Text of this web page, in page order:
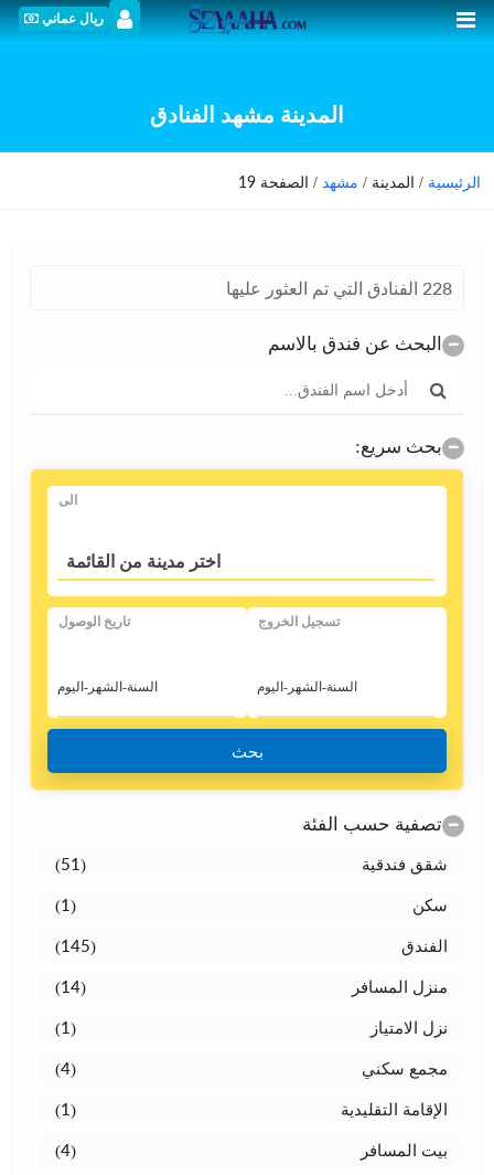
ريال عماني
المدينة مشهد الفنادق
الرئيسية / المدينة / مشهد / الصفحة 19
228 الفنادق التي تم العثور عليها
البحث عن فندق بالاسم
بحث سريع:
الی
اختر مدينة من القائمة
تاريخ الوصول تسجيل الخروج
بحث
تصفية حسب الفئة
شقق فندقية (51)
سکن (1)
الفندق (145)
منزل المسافر (14)
نزل الامتياز (1)
مجمع سكني (4)
الإقامة التقليدية (1)
بيت المسافر (4)